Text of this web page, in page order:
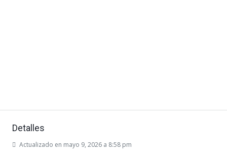
Detalles
Actualizado en mayo 9, 2026 a 8:58 pm